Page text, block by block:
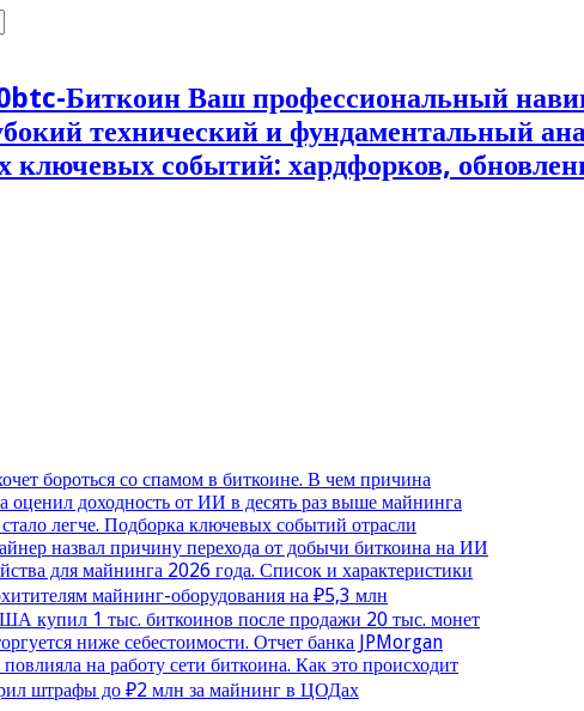
Биткоин Ваш профессиональный
технический и фундаментальный
ключевых событий: хардфорков,
бороться со спамом в биткоине. В чем причина
оценил доходность от ИИ в десять раз выше майнинга
легче. Подборка ключевых событий отрасли
назвал причину перехода от добычи биткоина на ИИ
для майнинга 2026 года. Список и характеристики
майнинг-оборудования на ₽5,3 млн
купил 1 тыс. биткоинов после продажи 20 тыс. монет
ниже себестоимости. Отчет банка JPMorgan
на работу сети биткоина. Как это происходит
штрафы до ₽2 млн за майнинг в ЦОДах